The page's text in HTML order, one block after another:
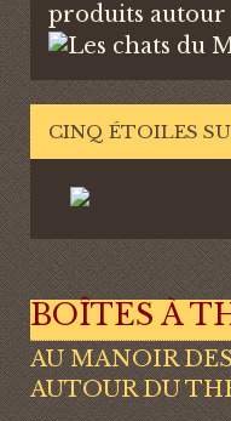
produits autour
CINQ ÉTOILES
BOÎTES À
AU MANOIR
AUTOUR DU